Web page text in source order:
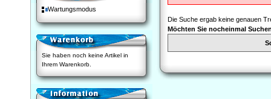
Wartungsmodus
Sie haben noch keine Artikel in
Ihrem Warenkorb.
Die Suche ergab keine genauen
Möchten Sie nocheinmal